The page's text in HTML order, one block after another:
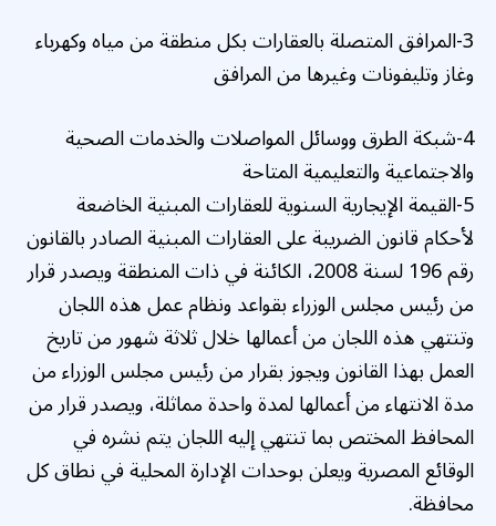
3-المرافق المتصلة بالعقارات بكل منطقة من مياه وكهرباء
وغاز وتليفونات وغيرها من المرافق
4-شبكة الطرق ووسائل المواصلات والخدمات الصحية
والاجتماعية والتعليمية المتاحة
5-القيمة الإيجارية السنوية للعقارات المبنية الخاضعة
لأحكام قانون الضريبة على العقارات المبنية الصادر بالقانون
رقم 196 لسنة 2008، الكائنة في ذات المنطقة ويصدر قرار
من رئيس مجلس الوزراء بقواعد ونظام عمل هذه اللجان
وتنتهي هذه اللجان من أعمالها خلال ثلاثة شهور من تاريخ
العمل بهذا القانون ويجوز بقرار من رئيس مجلس الوزراء من
مدة الانتهاء من أعمالها لمدة واحدة مماثلة، ويصدر قرار من
المحافظ المختص بما تنتهي إليه اللجان يتم نشره في
الوقائع المصرية ويعلن بوحدات الإدارة المحلية في نطاق كل
محافظة.